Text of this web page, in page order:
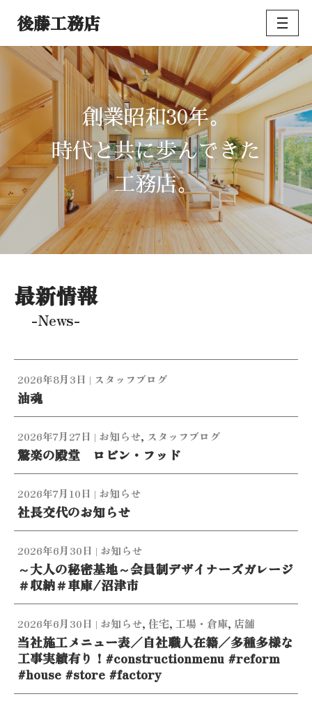
ン
ツ
へ
キ
ッ
プ
後藤工務店
創業昭和30年。
時代と共に歩んできた
工務店。
最新情報
-News-
油魂
2026年8月3日 | スタッフブログ
驚楽の殿堂 ロビン・フッド
2026年7月27日 | お知らせ, スタッフブログ
社長交代のお知らせ
2026年7月10日 | お知らせ
～大人の秘密基地～会員制デザイナーズガレージ
＃収納＃車庫/沼津市
2026年6月30日 | お知らせ
当社施工メニュー表／自社職人在籍／多種多様な
工事実績有り！#constructionmenu #reform
#house #store #factory
2026年6月30日 | お知らせ, 住宅, 工場・倉庫, 店舗